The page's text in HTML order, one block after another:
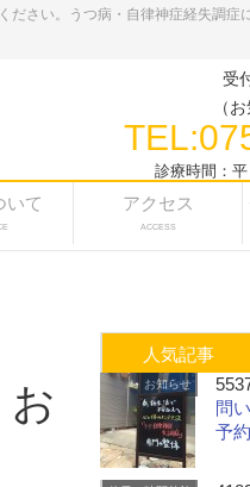
さい。うつ病・自律神症経失調症
受
（
診療時間：
いて アクセス
ACCESS
人気記事
お知らせ
問
予